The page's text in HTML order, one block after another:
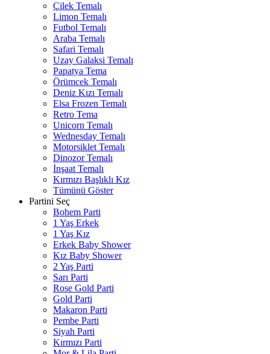
Çilek Temalı
Limon Temalı
Futbol Temalı
Araba Temalı
Safari Temalı
Uzay Galaksi Temalı
Papatya Tema
Örümcek Temalı
Deniz Kızı Temalı
Elsa Frozen Temalı
Retro Tema
Unicorn Temalı
Wednesday Temalı
Motorsiklet Temalı
Dinozor Temalı
İnşaat Temalı
Kırmızı Başlıklı Kız
Tümünü Göster
Partini Seç
Bohem Parti
1 Yaş Erkek
1 Yaş Kız
Erkek Baby Shower
Kız Baby Shower
2 Yaş Parti
Sarı Parti
Rose Gold Parti
Gold Parti
Makaron Parti
Pembe Parti
Siyah Parti
Kırmızı Parti